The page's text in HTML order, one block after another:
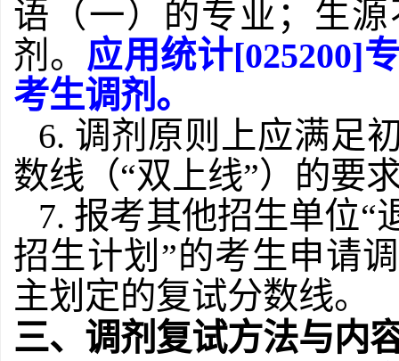
语（一）的专业； 生
剂。 应用统计[025200]
考生调剂。
6. 调剂原则上应满足
数线（“双上线”）的要
7. 报考其他招生单位“
招生计划”的考生申请
主划定的复试分数线。
三、 调剂复试方法与内